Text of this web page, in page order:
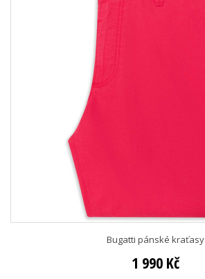
Bugatti pánské kraťasy
1 990 Kč